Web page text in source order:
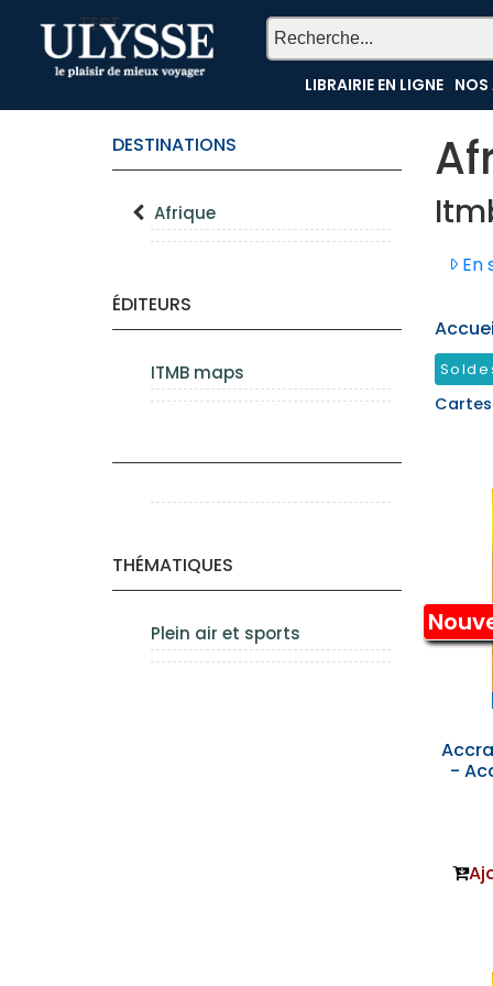
TEST
LIBRAIRIE EN LIGNE NOS
DESTINATIONS
Afrique
ÉDITEURS
ITMB maps
THÉMATIQUES
Plein air et sports
En
Cartes
-